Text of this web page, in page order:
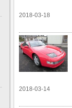
2018-03-18
2018-03-14